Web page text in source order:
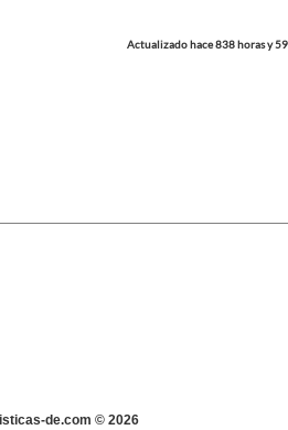
Actualizado hace 838 horas y
de.com © 2026